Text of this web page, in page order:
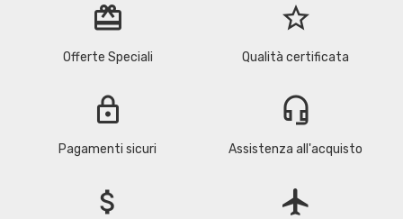
redeem
Offerte Speciali
star_border
Qualità certificata
lock
Pagamenti sicuri
headset_mic
Assistenza all'acquisto
attach_money flight